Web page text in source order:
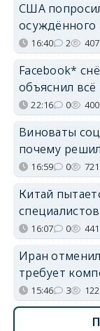
США
осуждённого
16:40 2 407
Facebook*
объяснил
22:16 0 400
Виноваты
почему
16:59 0 721
Китай
16:07 0 441
Иран
требует
15:46 3